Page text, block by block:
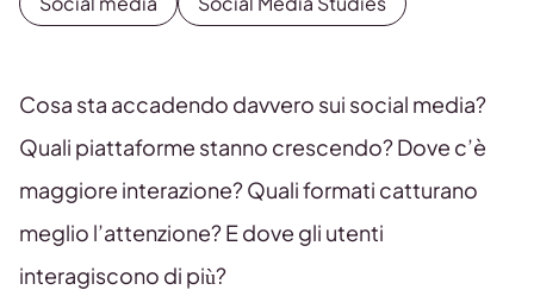
Cosa sta accadendo davvero sui social media?
Quali piattaforme stanno crescendo? Dove c’è
maggiore interazione? Quali formati catturano
meglio l’attenzione? E dove gli utenti
interagiscono di più?